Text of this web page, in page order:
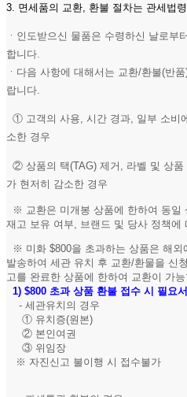
3. 면세품의 교환, 환불 절차는 관세법
ㆍ인도받으신 물품은 수령하신 날로부
합니다.
ㆍ다음 사항에 대해서는 교환/환불(반
랍니다.
① 고객의 사용, 시간 경과, 일부 소비
소한 경우
② 상품의 택(TAG) 제거, 라벨 및 상품
가 현저히 감소한 경우
※ 교환은 미개봉 상품에 한하여 동일
재고 보유 여부, 브랜드 및 당사 정책에
※ 미화 $800을 초과하는 상품은 해외
발송하여 세관 유치 후 교환/환물을 신
고를 완료한 상품에 한하여 교환이 가
1) $800 초과 상품 환불 접수 시 필요
- 세관유치의 경우
① 유치증(원본)
② 본인여권
③ 위임장
※ 자진신고 불이행 시 접수불가